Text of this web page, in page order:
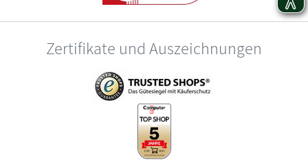
Zertifikate und Auszeichnungen